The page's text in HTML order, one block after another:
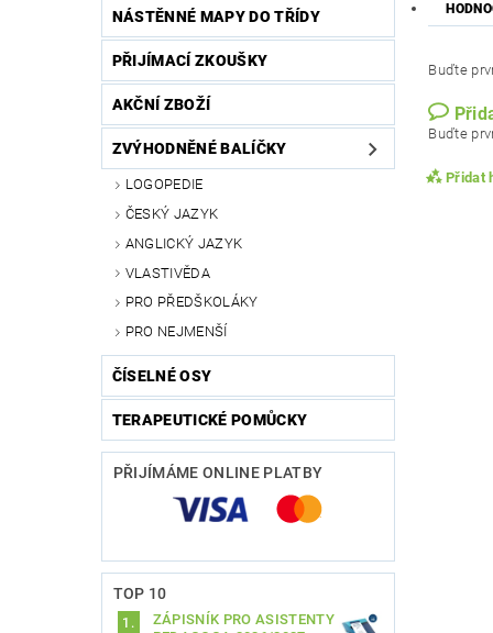
NÁSTĚNNÉ MAPY DO TŘÍDY
PŘIJÍMACÍ ZKOUŠKY
AKČNÍ ZBOŽÍ
ZVÝHODNĚNÉ BALÍČKY
LOGOPEDIE
ČESKÝ JAZYK
ANGLICKÝ JAZYK
VLASTIVĚDA
PRO PŘEDŠKOLÁKY
PRO NEJMENŠÍ
ČÍSELNÉ OSY
TERAPEUTICKÉ POMŮCKY
PŘIJÍMÁME ONLINE PLATBY
TOP 10
ZÁPISNÍK PRO ASISTENTY
Buďte
Buďte
Přidat